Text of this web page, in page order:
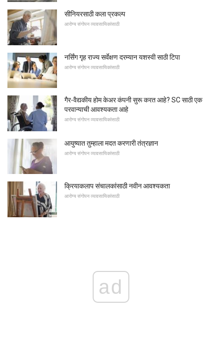
सीनियरसाठी कला प्रकल्प
आरोग्य संगोपन व्यावसायिकांसाठी
नर्सिंग गृह राज्य सर्वेक्षण दरम्यान यशस्वी साठी टिपा
आरोग्य संगोपन व्यावसायिकांसाठी
गैर-वैद्यकीय होम केअर कंपनी सुरू करत आहे? SC साठी एक
परवान्याची आवश्यकता आहे
आरोग्य संगोपन व्यावसायिकांसाठी
आयुष्यात तुम्हाला मदत करणारी तंत्रज्ञान
आरोग्य संगोपन व्यावसायिकांसाठी
क्रियाकलाप संचालकांसाठी नवीन आवश्यकता
आरोग्य संगोपन व्यावसायिकांसाठी
ad